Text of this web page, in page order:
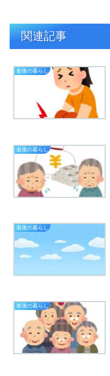
関連記事
老後の暮らし
老後の暮らし
老後の暮らし
老後の暮らし